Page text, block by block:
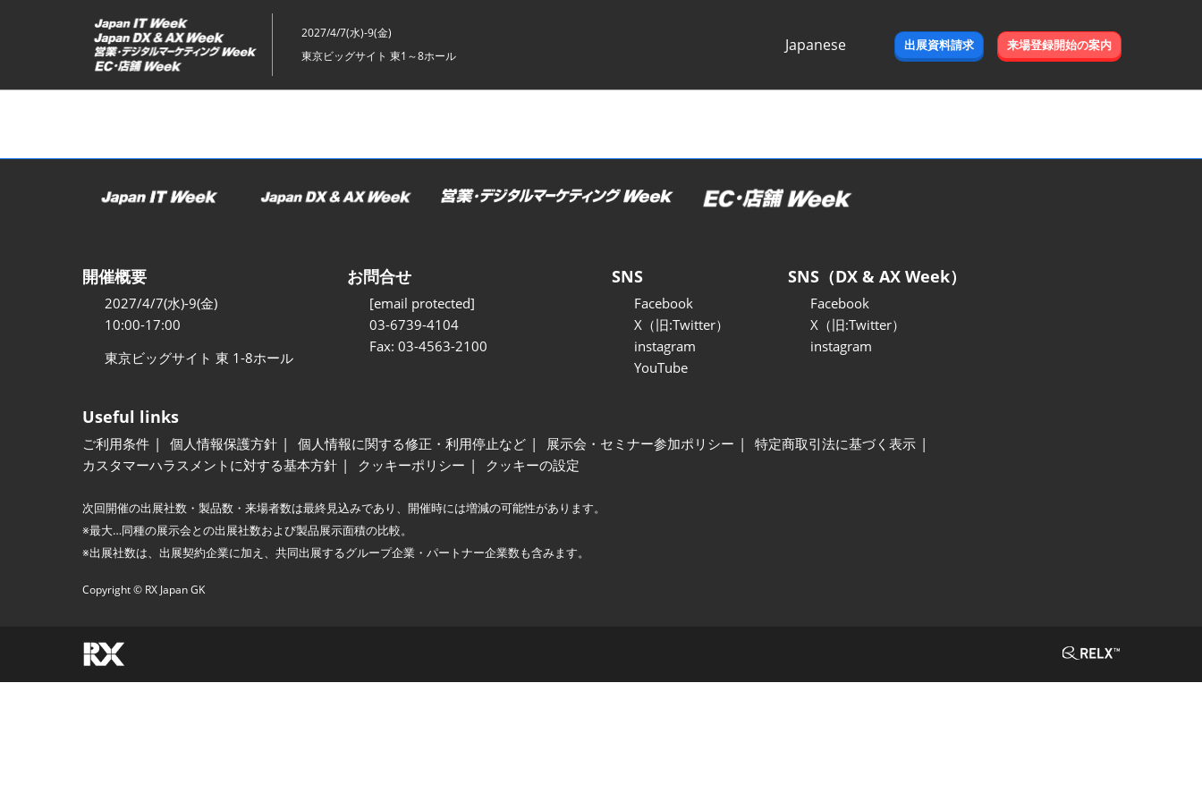
ッ
2027/4/7(水)-9(金)
東京ビッグサイト 東1～8ホール
Japanese
出展資料請求 来場登録開始の案内
開催概要
2027/4/7(水)-9(金)
10:00-17:00
東京ビッグサイト 東 1-8ホール
お問合せ
[email protected]
03-6739-4104
Fax: 03-4563-2100
SNS
Facebook
X（旧:Twitter）
instagram
YouTube
SNS（DX & AX Week）
Facebook
X（旧:Twitter）
instagram
Useful links
ご利用条件 個人情報保護方針 個人情報に関する修正・利用停止など 展示会・セミナー参加ポリシー
特定商取引法に基づく表示
カスタマーハラスメントに対する基本方針
クッキーポリシー クッキーの設定
次回開催の出展社数・製品数・来場者数は最終見込みであり、開催時には増減の可能性があります。
※最大…同種の展示会との出展社数および製品展示面積の比較。
※出展社数は、出展契約企業に加え、共同出展するグループ企業・パートナー企業数も含みます。
Copyright © RX Japan GK